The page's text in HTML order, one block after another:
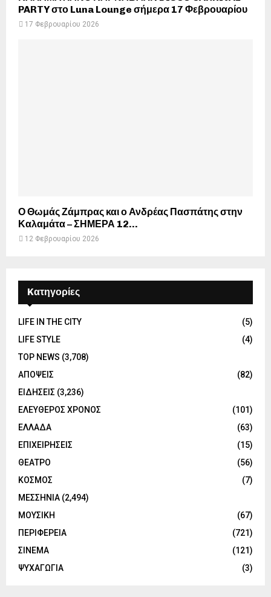
PARTY στο Luna Lounge σήμερα 17 Φεβρουαρίου
17 Φεβρουαρίου 2026
Ο Θωμάς Ζάμπρας και ο Ανδρέας Πασπάτης στην
Καλαμάτα – ΣΗΜΕΡΑ 12...
12 Φεβρουαρίου 2026
Kατηγορίες
LIFE IN THE CITY
(5)
LIFE STYLE
(4)
TOP NEWS (3,708)
ΑΠΟΨΕΙΣ
(82)
ΕΙΔΗΣΕΙΣ (3,236)
ΕΛΕΥΘΕΡΟΣ ΧΡΟΝΟΣ
(101)
ΕΛΛΑΔΑ
(63)
ΕΠΙΧΕΙΡΗΣΕΙΣ
(15)
ΘΕΑΤΡΟ
(56)
ΚΟΣΜΟΣ
(7)
ΜΕΣΣΗΝΙΑ (2,494)
ΜΟΥΣΙΚΗ
(67)
ΠΕΡΙΦΕΡΕΙΑ
(721)
ΣΙΝΕΜΑ
(121)
ΨΥΧΑΓΩΓΙΑ
(3)